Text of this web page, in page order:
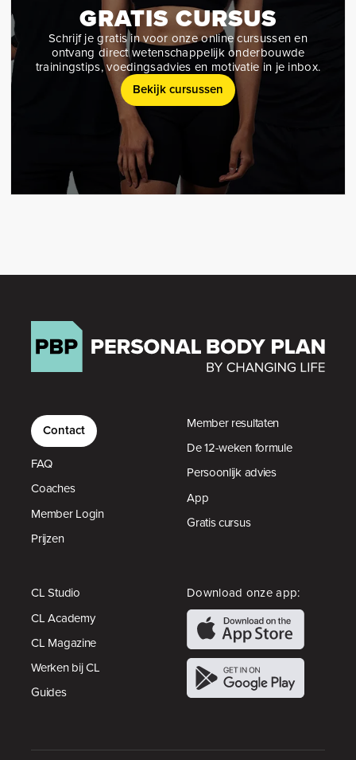
GRATIS CURSUS
Schrijf je gratis in voor onze online cursussen en
ontvang direct wetenschappelijk onderbouwde
trainingstips, voedingsadvies en motivatie in je inbox.
Bekijk cursussen
Contact
FAQ
Coaches
Member Login
Prijzen
Member resultaten
De 12-weken formule
Persoonlijk advies
App
Gratis cursus
CL Studio
CL Academy
CL Magazine
Werken bij CL
Guides
Download onze app: